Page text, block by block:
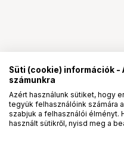
PRO
Süti (cookie) információk -
számunkra
Azért használunk sütiket, hogy
tegyük felhasználóink számára
szabjuk a felhasználói élményt.
használt sütikről, nyisd meg a